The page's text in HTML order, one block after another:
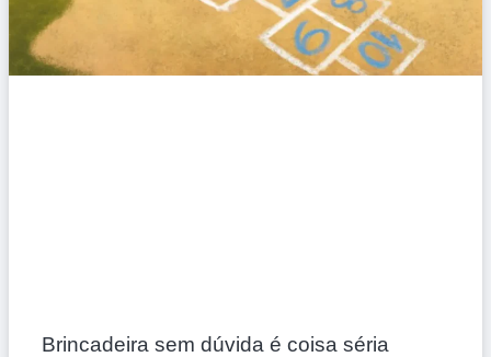
Brincadeira sem dúvida é coisa séria